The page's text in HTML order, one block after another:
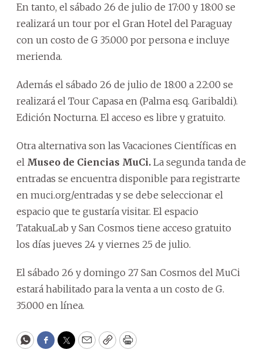
En tanto, el sábado 26 de julio de 17:00 y 18:00 se
realizará un tour por el Gran Hotel del Paraguay
con un costo de G 35.000 por persona e incluye
merienda.
Además el sábado 26 de julio de 18:00 a 22:00 se
realizará el Tour Capasa en (Palma esq. Garibaldi).
Edición Nocturna. El acceso es libre y gratuito.
Otra alternativa son las Vacaciones Científicas en
el Museo de Ciencias MuCi. La segunda tanda de
entradas se encuentra disponible para registrarte
en muci.org/entradas y se debe seleccionar el
espacio que te gustaría visitar. El espacio
TatakuaLab y San Cosmos tiene acceso gratuito
los días jueves 24 y viernes 25 de julio.
El sábado 26 y domingo 27 San Cosmos del MuCi
estará habilitado para la venta a un costo de G.
35.000 en línea.
WhatsApp
Facebook
Twitter
EmailCopyPrint